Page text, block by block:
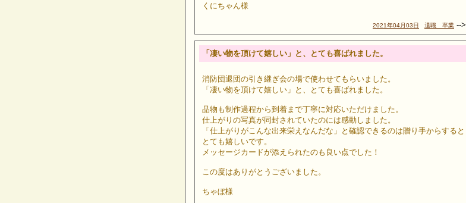
くにちゃん様
2021年04月03日 退職 卒業 -->
「凄い物を頂けて嬉しい」と、とても喜ばれました。
消防団退団の引き継ぎ会の場で使わせてもらいました。
「凄い物を頂けて嬉しい」と、とても喜ばれました。
品物も制作過程から到着まで丁寧に対応いただけました。
仕上がりの写真が同封されていたのには感動しました。
「仕上がりがこんな出来栄えなんだな」と確認できるのは贈り手からすると
とても嬉しいです。
メッセージカードが添えられたのも良い点でした！
この度はありがとうございました。
ちゃぼ様